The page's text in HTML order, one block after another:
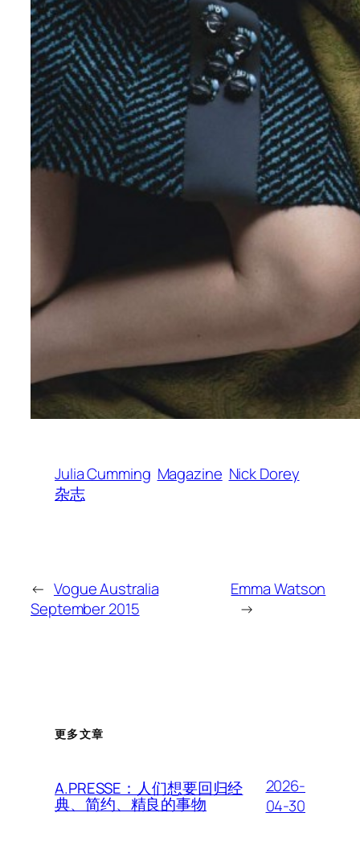
Julia Cumming Magazine Nick Dorey
杂志
← Vogue Australia
September 2015
Emma Watson
→
更多文章
A.PRESSE：人们想要回归经
典、简约、精良的事物
2026-
04-30